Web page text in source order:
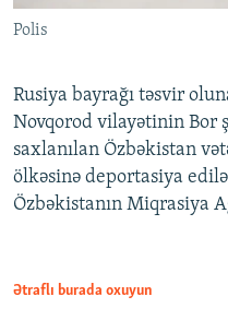
Polis
Rusiya bayrağı təsvir
Novqorod vilayətinin Bor
saxlanılan Özbəkistan
ölkəsinə deportasiya
Özbəkistanın Miqrasiya
Ətraflı burada oxuyun